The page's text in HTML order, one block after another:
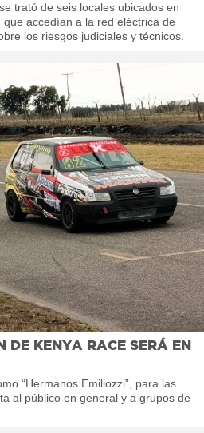
trató de seis locales ubicados en
accedían a la red eléctrica de
los riesgos judiciales y técnicos.
DE KENYA RACE SERÁ EN
“Hermanos Emiliozzi”, para las
al público en general y a grupos de